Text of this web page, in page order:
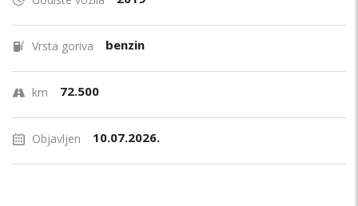
Vrsta goriva benzin
km 72.500
Objavljen 10.07.2026.